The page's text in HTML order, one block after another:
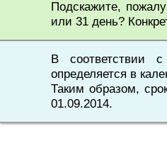
Подскажите,
или 31 день?
В соответствии
определяется в
Таким образом,
01.09.2014.